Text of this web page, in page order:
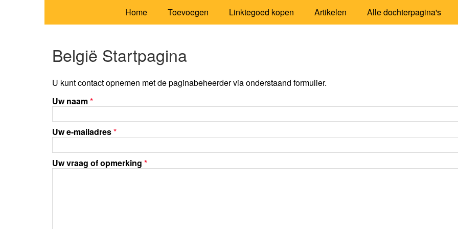
Home Toevoegen Linktegoed kopen Artikelen Alle dochterpagina's
België Startpagina
U kunt contact opnemen met de paginabeheerder via onderstaand formulier.
Uw naam*
Uw e-mailadres*
Uw vraag of opmerking *